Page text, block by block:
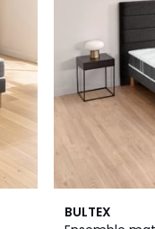
BULTEX